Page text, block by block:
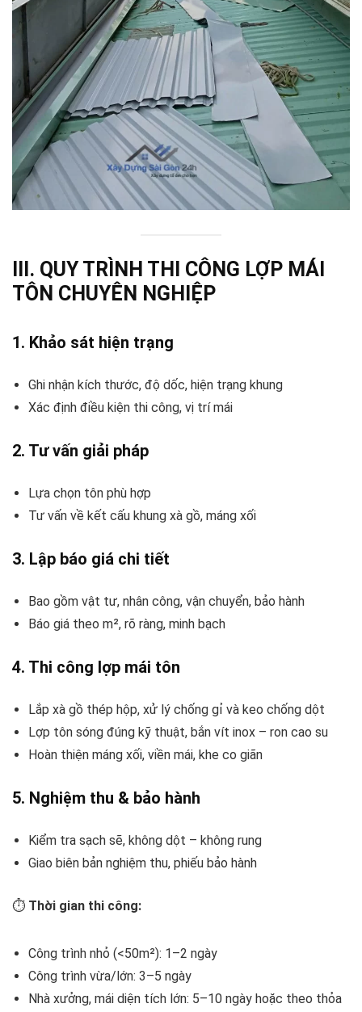
III. QUY TRÌNH THI CÔNG LỢP MÁI
TÔN CHUYÊN NGHIỆP
1. Khảo sát hiện trạng
Ghi nhận kích thước, độ dốc, hiện trạng khung
Xác định điều kiện thi công, vị trí mái
2. Tư vấn giải pháp
Lựa chọn tôn phù hợp
Tư vấn về kết cấu khung xà gồ, máng xối
3. Lập báo giá chi tiết
Bao gồm vật tư, nhân công, vận chuyển, bảo hành
Báo giá theo m², rõ ràng, minh bạch
4. Thi công lợp mái tôn
Lắp xà gồ thép hộp, xử lý chống gỉ và keo chống dột
Lợp tôn sóng đúng kỹ thuật, bắn vít inox – ron cao su
Hoàn thiện máng xối, viền mái, khe co giãn
5. Nghiệm thu & bảo hành
Kiểm tra sạch sẽ, không dột – không rung
Giao biên bản nghiệm thu, phiếu bảo hành
⏱️ Thời gian thi công:
Công trình nhỏ (<50m²): 1–2 ngày
Công trình vừa/lớn: 3–5 ngày
Nhà xưởng, mái diện tích lớn: 5–10 ngày hoặc theo thỏa